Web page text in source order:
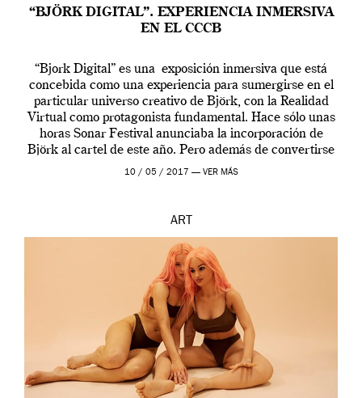
“BJÖRK DIGITAL”. EXPERIENCIA INMERSIVA
EN EL CCCB
“Bjork Digital” es una exposición inmersiva que está
concebida como una experiencia para sumergirse en el
particular universo creativo de Björk, con la Realidad
Virtual como protagonista fundamental. Hace sólo unas
horas Sonar Festival anunciaba la incorporación de
Björk al cartel de este año. Pero además de convertirse
en una de las actuaciones más relevantes […]
10 / 05 / 2017 — VER MÁS
ART